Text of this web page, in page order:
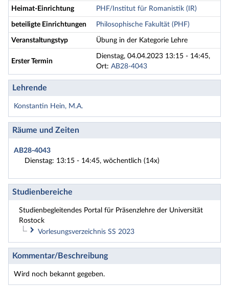
Heimat-Einrichtung PHF/Institut für Romanistik (IR)
beteiligte Einrichtungen Philosophische Fakultät (PHF)
Veranstaltungstyp Übung in der Kategorie Lehre
Erster Termin
Dienstag, 04.04.2023 13:15 - 14:45,
Ort: AB28-4043
Lehrende
Konstantin Hein, M.A.
Räume und Zeiten
AB28-4043
Dienstag: 13:15 - 14:45, wöchentlich (14x)
Studienbereiche
Studienbegleitendes Portal für Präsenzlehre der Universität
Rostock
Vorlesungsverzeichnis SS 2023
Romanistik
Bachelor Französische Sprache, Literatur u. Kultur
(Erst- und Zweitfach)
Kommentar/Beschreibung
Wird noch bekannt gegeben.